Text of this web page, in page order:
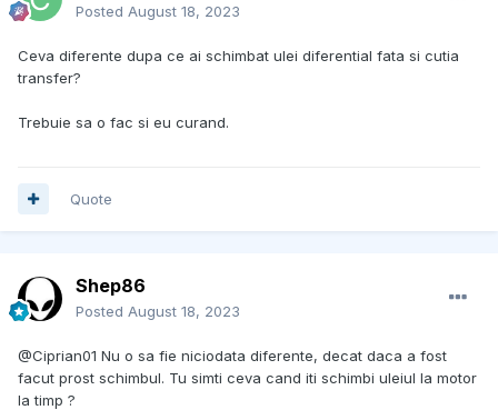
Posted August 18, 2023
Ceva diferente dupa ce ai schimbat ulei diferential fata si cutia
transfer?
Trebuie sa o fac si eu curand.
Quote
Shep86
Posted August 18, 2023
@Ciprian01 Nu o sa fie niciodata diferente, decat daca a fost
facut prost schimbul. Tu simti ceva cand iti schimbi uleiul la motor
la timp ?